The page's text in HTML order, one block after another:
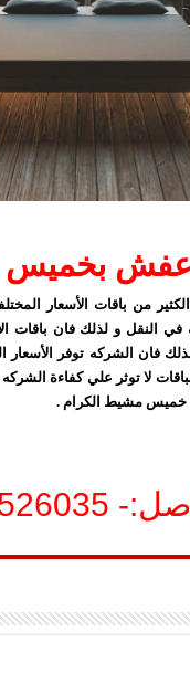
عفش
من باقات الأسعار
في النقل و لذلك فان باقات
لذلك فان الشركه توفر
لا توثر علي كفاءة
خميس مشيط الكرام .